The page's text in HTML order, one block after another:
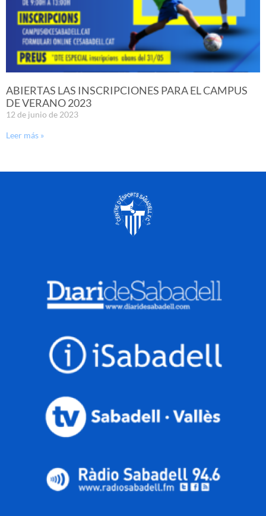
ABIERTAS LAS INSCRIPCIONES PARA EL CAMPUS
DE VERANO 2023
12 de junio de 2023
Leer más »